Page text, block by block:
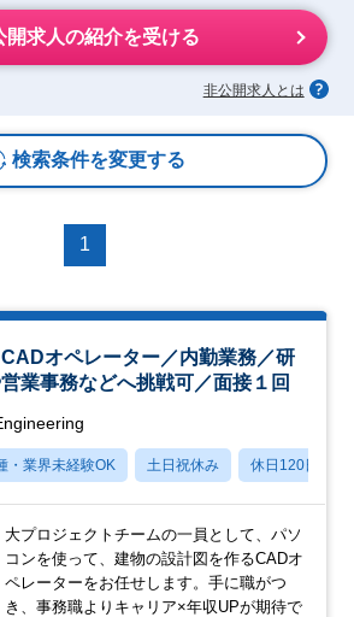
開求人の紹介を受ける
非公開求人とは
検索条件を変更する
1
CADオペレーター／内勤業務／研
業事務などへ挑戦可／面接１回
・業界未経験OK 土日祝休み 休日120日以上
大プロジェクトチームの一員として、パソ
コンを使って、建物の設計図を作るCADオ
ペレーターをお任せします。手に職がつ
き、事務職よりキャリア×年収UPが期待で